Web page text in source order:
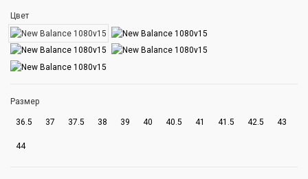
Цвет
Размер
36.5 37 37.5 38 39 40 40.5 41 41.5 42.5 43
44